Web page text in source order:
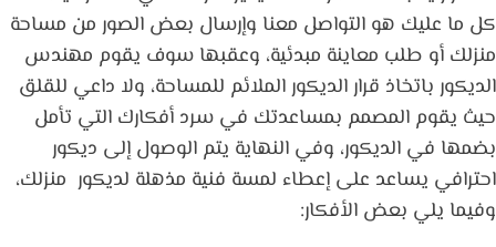
كل ما عليك هو التواصل معنا وإرسال بعض الصور من مساحة
منزلك أو طلب معاينة مبدئية، وعقبها سوف يقوم مهندس
الديكور باتخاذ قرار الديكور الملائم للمساحة، ولا داعي للقلق
حيث يقوم المصمم بمساعدتك في سرد أفكارك التي تأمل
بضمها في الديكور، وفي النهاية يتم الوصول إلى ديكور
احترافي يساعد على إعطاء لمسة فنية مذهلة لديكور منزلك،
وفيما يلي بعض الأفكار: